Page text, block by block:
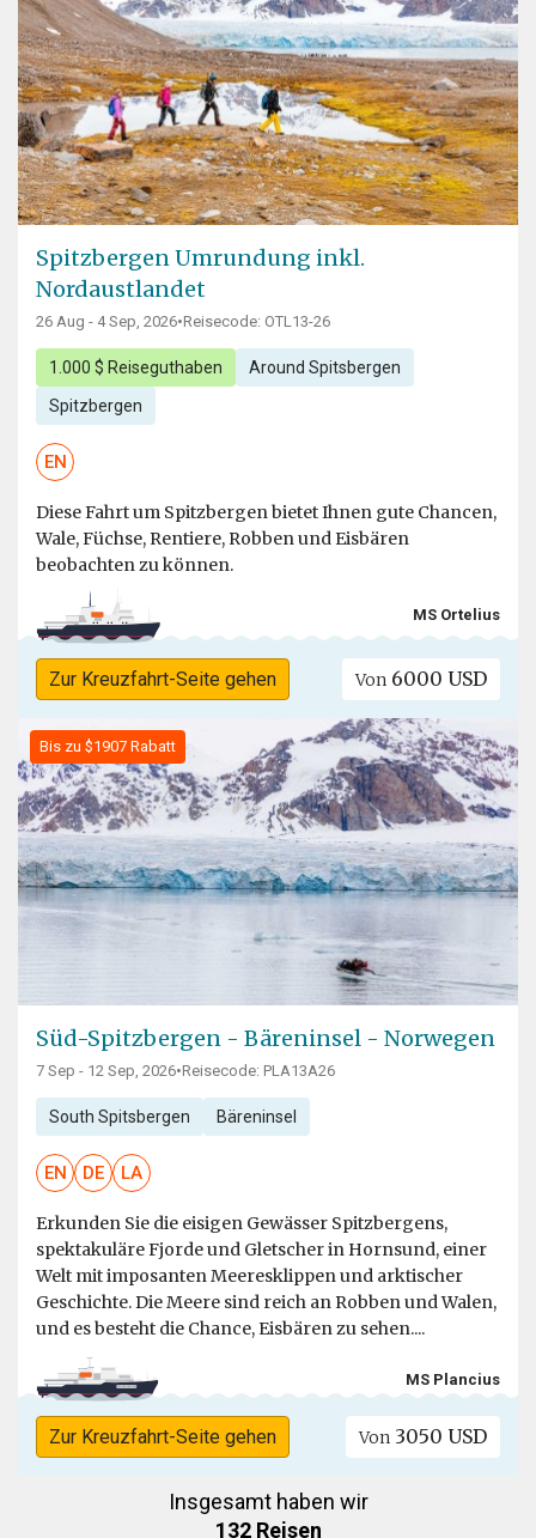
Spitzbergen Umrundung inkl.
Nordaustlandet
26 Aug - 4 Sep, 2026•Reisecode: OTL13-26
1.000 $ Reiseguthaben Around Spitsbergen
Spitzbergen
EN
Diese Fahrt um Spitzbergen bietet Ihnen gute Chancen,
Wale, Füchse, Rentiere, Robben und Eisbären
beobachten zu können.
MS Ortelius
Zur Kreuzfahrt-Seite gehen Von 6000 USD
Bis zu $1907 Rabatt
Süd-Spitzbergen - Bäreninsel - Norwegen
7 Sep - 12 Sep, 2026•Reisecode: PLA13A26
South Spitsbergen Bäreninsel
EN DE LA
Erkunden Sie die eisigen Gewässer Spitzbergens,
spektakuläre Fjorde und Gletscher in Hornsund, einer
Welt mit imposanten Meeresklippen und arktischer
Geschichte. Die Meere sind reich an Robben und Walen,
und es besteht die Chance, Eisbären zu sehen....
MS Plancius
Zur Kreuzfahrt-Seite gehen Von 3050 USD
Insgesamt haben wir
132 Reisen